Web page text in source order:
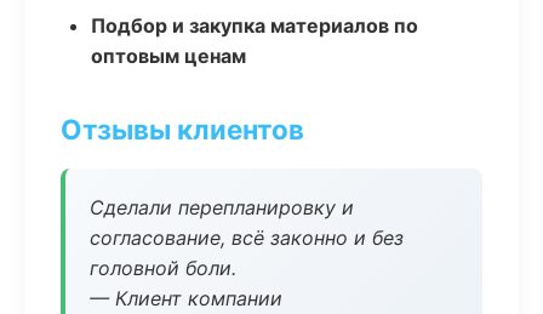
Подбор и закупка материалов по
оптовым ценам
Отзывы клиентов
Сделали перепланировку и
согласование, всё законно и без
головной боли.
— Клиент компании